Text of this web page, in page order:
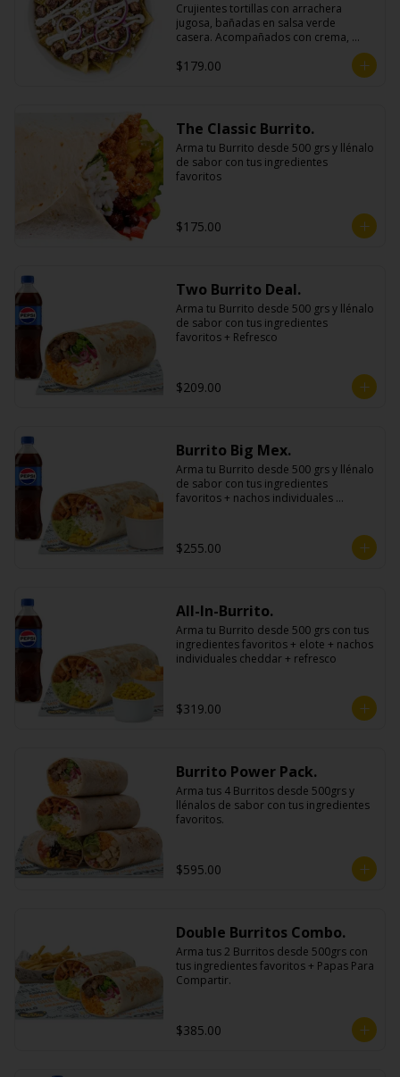
Crujientes tortillas con arrachera
jugosa, bañadas en salsa verde
casera. Acompañados con crema,
$179.00
The Classic Burrito.
Arma tu Burrito desde 500 grs y llénalo
de sabor con tus ingredientes
favoritos
$175.00
Two Burrito Deal.
Arma tu Burrito desde 500 grs y llénalo
de sabor con tus ingredientes
favoritos + Refresco
$209.00
Burrito Big Mex.
Arma tu Burrito desde 500 grs y llénalo
de sabor con tus ingredientes
favoritos + nachos individuales
$255.00
All-In-Burrito.
Arma tu Burrito desde 500 grs con tus
ingredientes favoritos + elote + nachos
individuales cheddar + refresco
$319.00
Burrito Power Pack.
Arma tus 4 Burritos desde 500grs y
llénalos de sabor con tus ingredientes
favoritos.
$595.00
Double Burritos Combo.
Arma tus 2 Burritos desde 500grs con
tus ingredientes favoritos + Papas Para
Compartir.
$385.00